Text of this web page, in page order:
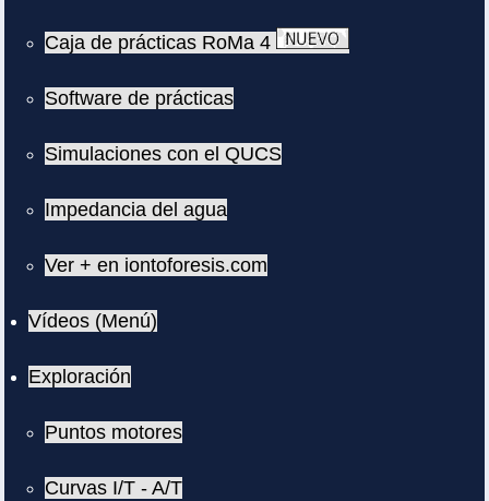
Caja de prácticas RoMa 4
Software de prácticas
Simulaciones con el QUCS
Impedancia del agua
Ver + en iontoforesis.com
Vídeos (Menú)
Exploración
Puntos motores
Curvas I/T - A/T